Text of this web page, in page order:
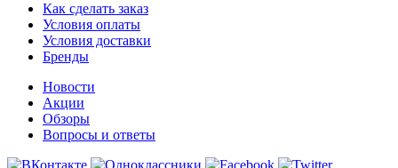
Как сделать заказ
Условия оплаты
Условия доставки
Бренды
Новости
Акции
Обзоры
Вопросы и ответы